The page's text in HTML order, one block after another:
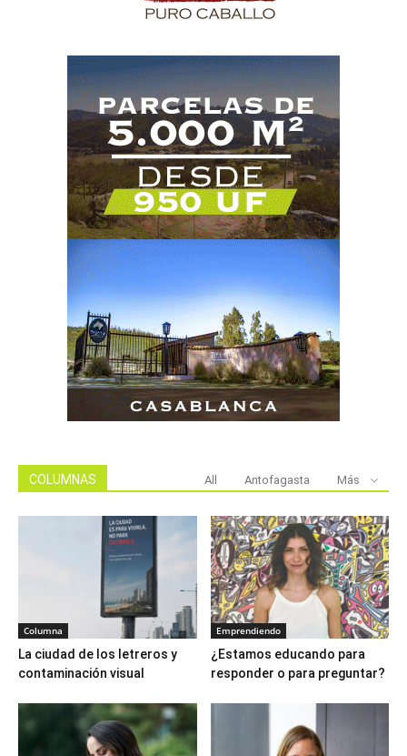
COLUMNAS All Antofagasta Más
Columna
La ciudad de los letreros y
contaminación visual
Emprendiendo
¿Estamos educando para
responder o para preguntar?